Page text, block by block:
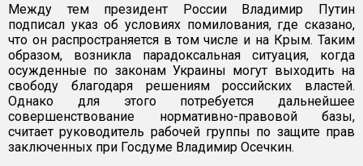
Между тем президент России Владимир Путин
подписал указ об условиях помилования, где сказано,
что он распространяется в том числе и на Крым. Таким
образом, возникла парадоксальная ситуация, когда
осужденные по законам Украины могут выходить на
свободу благодаря решениям российских властей.
Однако для этого потребуется дальнейшее
совершенствование нормативно-правовой базы,
считает руководитель рабочей группы по защите прав
заключенных при Госдуме Владимир Осечкин.